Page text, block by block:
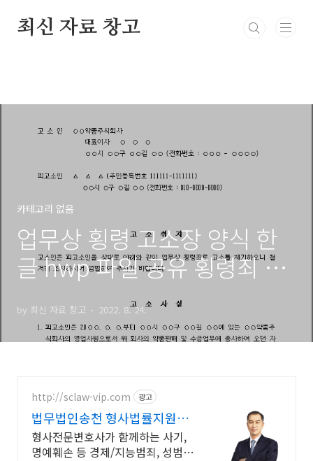
최신 자료 창고
카테고리 없음
업무상 횡령 고소장 양식 한
글 hwp 파일 공유 횡령죄 양
식 무료 다운
by 최신 자료 창고 2022. 8. 24.
http://sclaw-vip.com 광고
법무법인송천 형사법률지원센
터
형사전문변호사가 함께하는 사기,
명예훼손 등 경제/지능범죄, 성범죄